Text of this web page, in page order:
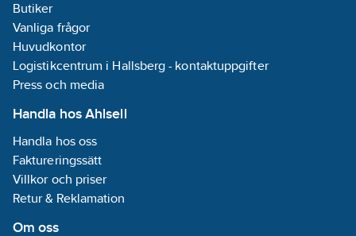
Butiker
Vanliga frågor
Huvudkontor
Logistikcentrum i Hallsberg - kontaktuppgifter
Press och media
Handla hos Ahlsell
Handla hos oss
Faktureringssätt
Villkor och priser
Retur & Reklamation
Om oss